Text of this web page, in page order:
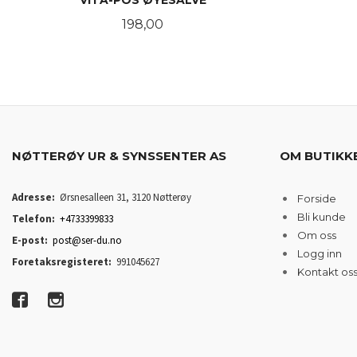
Pris
198,00
NØTTERØY UR & SYNSSENTER AS
Adresse: Ørsnesalleen 31, 3120 Nøtterøy
Telefon: +4733399833
E-post: post@ser-du.no
Foretaksregisteret: 991045627
OM
Forside
Bli kunde
Om oss
Logg inn
Kontakt oss